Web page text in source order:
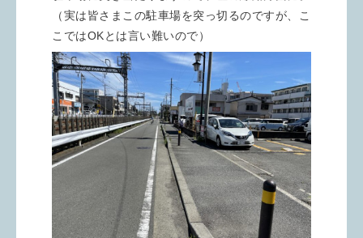
（実は皆さまこの駐車場を突っ切るのですが、こ
こではOKとは言い難いので）